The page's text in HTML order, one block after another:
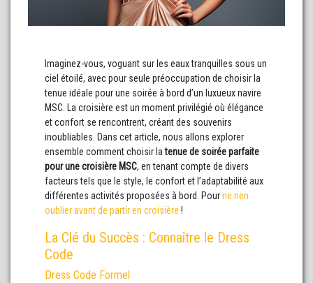
Imaginez-vous, voguant sur les eaux tranquilles sous un
ciel étoilé, avec pour seule préoccupation de choisir la
tenue idéale pour une soirée à bord d’un luxueux navire
MSC. La croisière est un moment privilégié où élégance
et confort se rencontrent, créant des souvenirs
inoubliables. Dans cet article, nous allons explorer
ensemble comment choisir latenue de soirée parfaite
pour une croisière MSC, en tenant compte de divers
facteurs tels que le style, le confort et l’adaptabilité aux
différentes activités proposées à bord. Pourne rien
oublier avant de partir en croisière !
La Clé du Succès : Connaître le Dress
Code
Dress Code Formel